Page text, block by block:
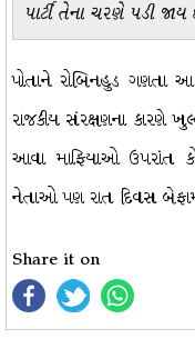
પાર્ટી તેના ચરણે પડી જાય
પોતાને રોબિનહુડ ગણતા
રાજકીય સંરક્ષણના કારણે
આવા માફિયાઓ ઉપરાંત
નેતાઓ પણ રાત દિવસ બેફામ
Share it on